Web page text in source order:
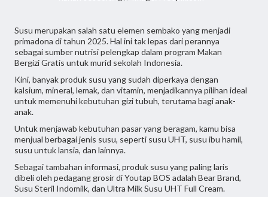
Susu merupakan salah satu elemen sembako yang menjadi
primadona di tahun 2025. Hal ini tak lepas dari perannya
sebagai sumber nutrisi pelengkap dalam program Makan
Bergizi Gratis untuk murid sekolah Indonesia.
Kini, banyak produk susu yang sudah diperkaya dengan
kalsium, mineral, lemak, dan vitamin, menjadikannya pilihan ideal
untuk memenuhi kebutuhan gizi tubuh, terutama bagi anak-
anak.
Untuk menjawab kebutuhan pasar yang beragam, kamu bisa
menjual berbagai jenis susu, seperti susu UHT, susu ibu hamil,
susu untuk lansia, dan lainnya.
Sebagai tambahan informasi, produk susu yang paling laris
dibeli oleh pedagang grosir di Youtap BOS adalah Bear Brand,
Susu Steril Indomilk, dan Ultra Milk Susu UHT Full Cream.